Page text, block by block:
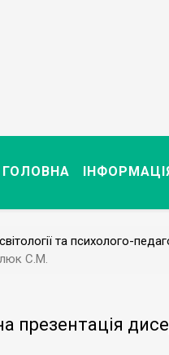
ГОЛОВНА
та психолого-
С.М.
презентація